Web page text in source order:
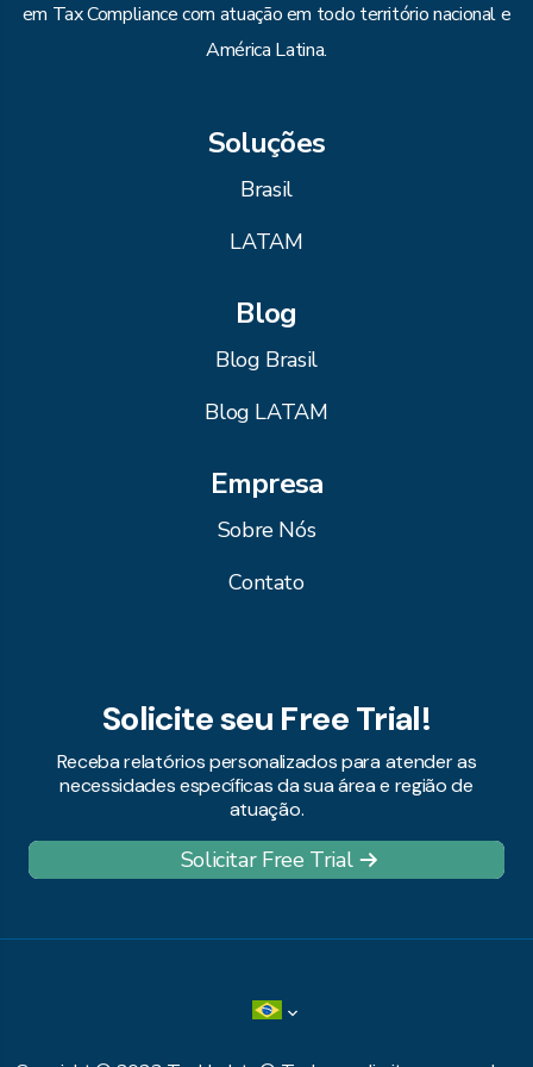
em Tax Compliance com atuação em todo território nacional e
América Latina.
Soluções
Brasil
LATAM
Blog
Blog Brasil
Blog LATAM
Empresa
Sobre Nós
Contato
Solicite seu Free Trial!
Receba relatórios personalizados para atender as
necessidades específicas da sua área e região de
atuação.
Solicitar Free Trial